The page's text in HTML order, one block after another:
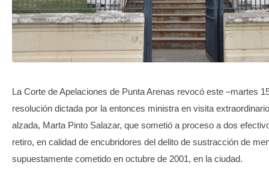
La Corte de Apelaciones de Punta Arenas revocó este –martes
resolución dictada por la entonces ministra en visita
alzada, Marta Pinto Salazar, que sometió a proceso a dos
retiro, en calidad de encubridores del delito de sustracción de
supuestamente cometido en octubre de 2001, en la ciudad.